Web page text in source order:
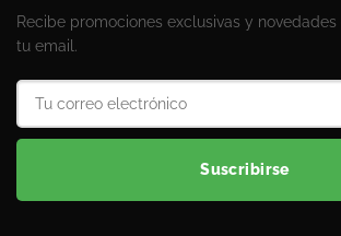
Recibe promociones exclusivas y
tu email.
Suscribirse